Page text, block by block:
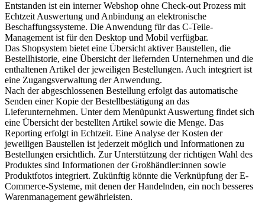
Entstanden ist ein interner Webshop ohne Check-out Prozess mit
Echtzeit Auswertung und Anbindung an elektronische
Beschaffungssysteme. Die Anwendung für das C-Teile-
Management ist für den Desktop und Mobil verfügbar.
Das Shopsystem bietet eine Übersicht aktiver Baustellen, die
Bestellhistorie, eine Übersicht der liefernden Unternehmen und die
enthaltenen Artikel der jeweiligen Bestellungen. Auch integriert ist
eine Zugangsverwaltung der Anwendung.
Nach der abgeschlossenen Bestellung erfolgt das automatische
Senden einer Kopie der Bestellbestätigung an das
Lieferunternehmen. Unter dem Menüpunkt Auswertung findet sich
eine Übersicht der bestellten Artikel sowie die Menge. Das
Reporting erfolgt in Echtzeit. Eine Analyse der Kosten der
jeweiligen Baustellen ist jederzeit möglich und Informationen zu
Bestellungen ersichtlich. Zur Unterstützung der richtigen Wahl des
Produktes sind Informationen der Großhändler:innen sowie
Produktfotos integriert. Zukünftig könnte die Verknüpfung der E-
Commerce-Systeme, mit denen der Handelnden, ein noch besseres
Warenmanagement gewährleisten.